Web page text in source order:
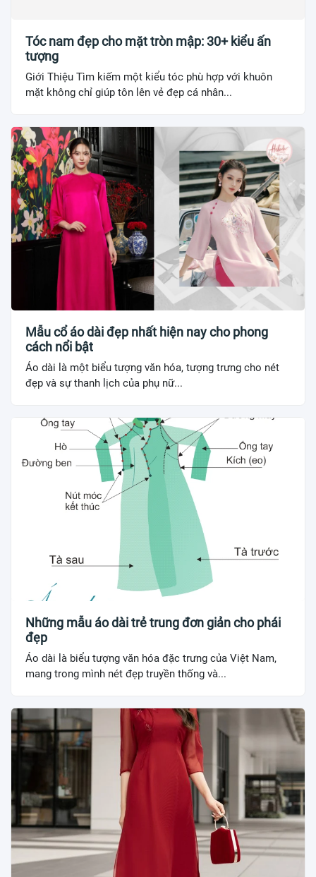
Tóc nam đẹp cho mặt tròn mập: 30+ kiểu ấn
tượng
Giới Thiệu Tìm kiếm một kiểu tóc phù hợp với khuôn
mặt không chỉ giúp tôn lên vẻ đẹp cá nhân...
Mẫu cổ áo dài đẹp nhất hiện nay cho phong
cách nổi bật
Áo dài là một biểu tượng văn hóa, tượng trưng cho nét
đẹp và sự thanh lịch của phụ nữ...
Những mẫu áo dài trẻ trung đơn giản cho phái
đẹp
Áo dài là biểu tượng văn hóa đặc trưng của Việt Nam,
mang trong mình nét đẹp truyền thống và...